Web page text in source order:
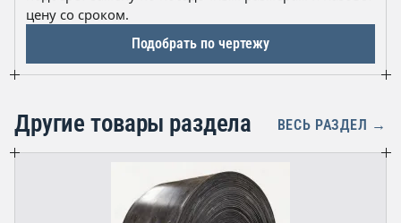
документы.
цену со сроком.
Подобрать по чертежу
Другие товары раздела ВЕСЬ РАЗДЕЛ →